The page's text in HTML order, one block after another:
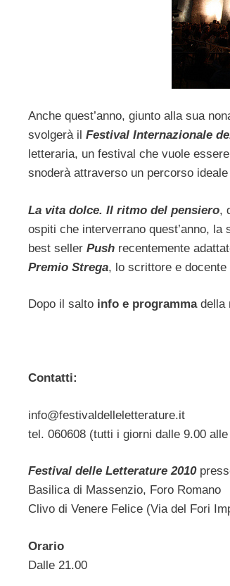
Anche quest’anno, giunto alla sua
svolgerà il Festival Internazionale
letteraria, un festival che vuole
snoderà attraverso un percorso
La vita dolce. Il ritmo del pensiero,
ospiti che interverrano quest’anno,
best seller Push recentemente
Premio Strega, lo scrittore e
Dopo il salto info e programma della
Contatti:
info@festivaldelleletterature.it
tel. 060608 (tutti i giorni dalle 9.00 alle
Festival delle Letterature 2010
Basilica di Massenzio, Foro Romano
Clivo di Venere Felice (Via del Fori
Orario
Dalle 21.00